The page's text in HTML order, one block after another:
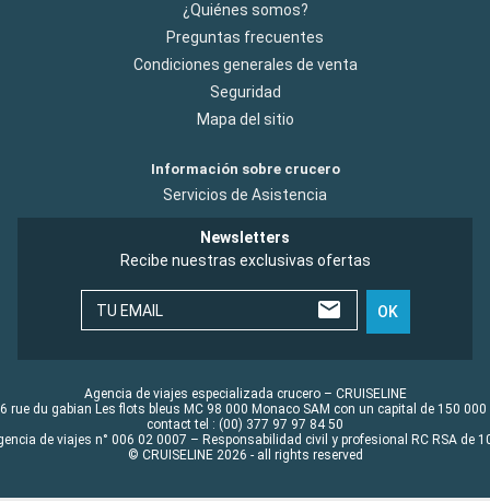
¿Quiénes somos?
Preguntas frecuentes
Condiciones generales de venta
Seguridad
Mapa del sitio
Información sobre crucero
Servicios de Asistencia
Newsletters
Recibe nuestras exclusivas ofertas
TU EMAIL OK
Agencia de viajes especializada crucero – CRUISELINE
rue du gabian Les flots bleus MC 98 000 Monaco SAM con un capital de 150 000
contact tel : (00) 377 97 97 84 50
de viajes n° 006 02 0007 – Responsabilidad civil y profesional RC RSA de
© CRUISELINE 2026 - all rights reserved